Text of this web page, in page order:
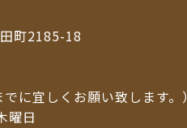
町2185-18
に宜しくお願い致します。）
曜日